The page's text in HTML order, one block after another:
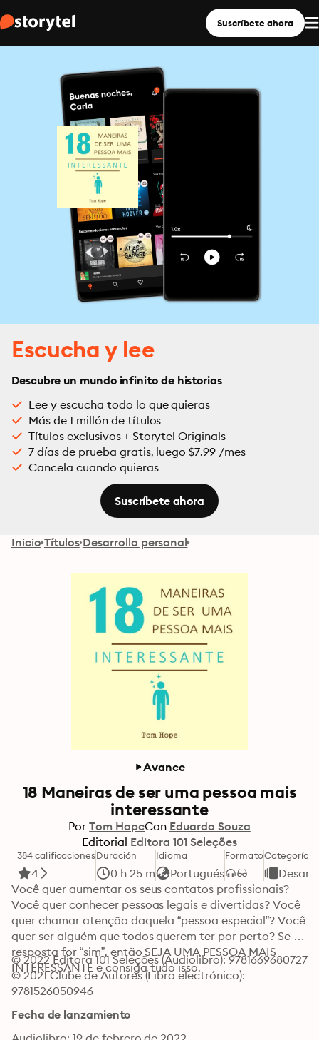
Suscríbete ahora
Escucha y lee
Descubre un mundo infinito de historias
Lee y escucha todo lo que quieras
Más de 1 millón de títulos
Títulos exclusivos + Storytel Originals
7 días de prueba gratis, luego $7.99 /mes
Cancela cuando quieras
Suscríbete ahora
Inicio Títulos Desarrollo personal
Avance
18 Maneiras de ser uma pessoa mais
interessante
Por Tom HopeCon Eduardo Souza
Editorial Editora 101 Seleções
384 calificaciones
4
Duración
0 h 25 m
Idioma
Portugués
FormatoCategoría
Você quer aumentar os seus contatos profissionais?
Você quer conhecer pessoas legais e divertidas? Você
quer chamar atenção daquela “pessoa especial”? Você
quer ser alguém que todos querem ter por perto? Se a
resposta for “sim”, então SEJA UMA PESSOA MAIS
INTERESSANTE e consiga tudo isso.
© 2022 Editora 101 Seleções (Audiolibro): 9781669680727
© 2021 Clube de Autores (Libro electrónico):
9781526050946
Fecha de lanzamiento